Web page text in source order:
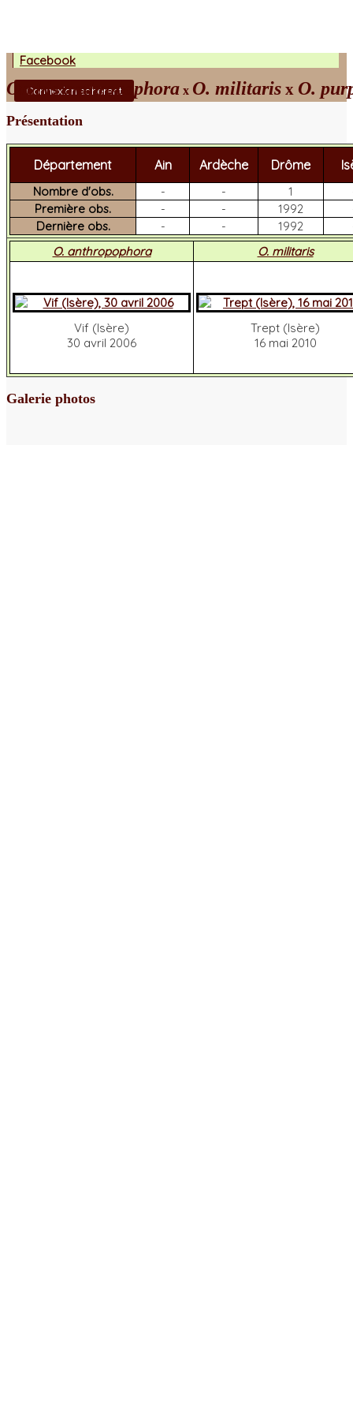
Facebook
Connexion adhérent
Orchis anthropophora x O. militaris x O.
Présentation
Département Ain Ardèche Drôme
Nombre d'obs. - - 1
Première obs.
- - 1992
Dernière obs.
- - 1992
O. anthropophora
O. militaris
Vif (Isère)
30 avril 2006
Trept (Isère)
16 mai 2010
Galerie photos